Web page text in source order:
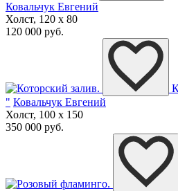
Ковальчук Евгений
Холст, 120 x 80
120 000 руб.
" Ковальчук Евгений
Холст, 100 x 150
350 000 руб.